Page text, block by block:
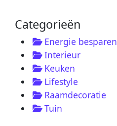
Categorieën
Energie besparen
Interieur
Keuken
Lifestyle
Raamdecoratie
Tuin